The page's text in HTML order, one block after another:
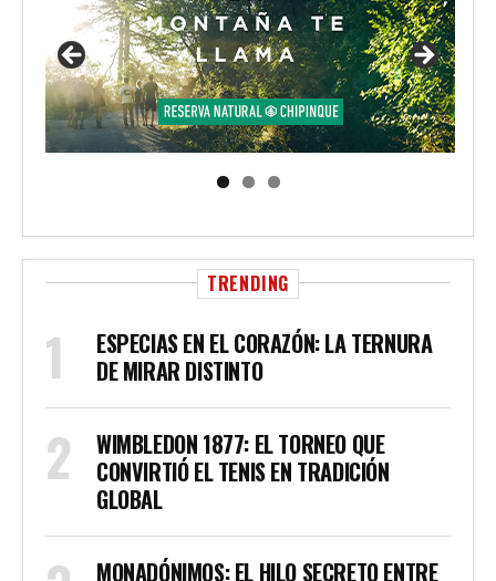
TRENDING
ESPECIAS EN EL CORAZÓN: LA TERNURA
DE MIRAR DISTINTO
WIMBLEDON 1877: EL TORNEO QUE
CONVIRTIÓ EL TENIS EN TRADICIÓN
GLOBAL
MONADÓNIMOS: EL HILO SECRETO ENTRE